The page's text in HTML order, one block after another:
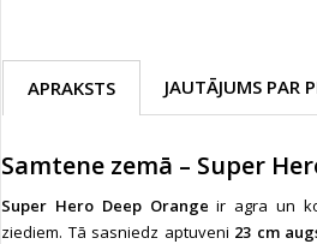
APRAKSTS JAUTĀJUMS PAR
Samtene zemā – Super
Super Hero Deep Orange ir agra un
ziediem. Tā sasniedz aptuveni 23 cm